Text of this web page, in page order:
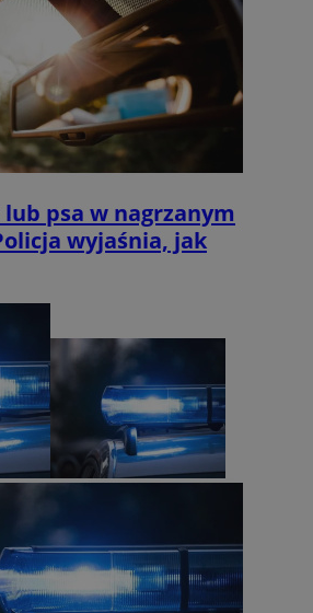
psa w nagrzanym
wyjaśnia, jak